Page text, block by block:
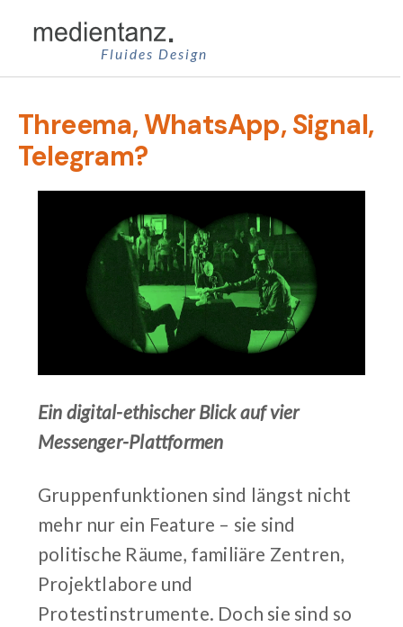
Inhalt
springen
Fluides Design
Threema, WhatsApp, Signal,
Telegram?
Ein digital-ethischer Blick auf vier
Messenger-Plattformen
Gruppenfunktionen sind längst nicht
mehr nur ein Feature – sie sind
politische Räume, familiäre Zentren,
Projektlabore und
Protestinstrumente. Doch sie sind so